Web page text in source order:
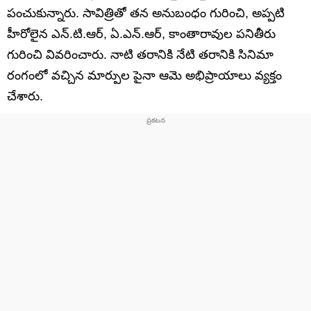
పంచుకున్నారు. సావిత్రితో తన అనుబంధం గురించి, అప్పటి
హీరోలైన ఎన్.టి.ఆర్, ఏ.ఎన్.ఆర్, కాంతారావుల పనితీరు
గురించి వివరించారు. నాటి తరానికి నేటి తరానికి సినిమా
రంగంలో వచ్చిన మార్పుల పైనా ఆమె అభిప్రాయాలు వ్యక్తం
చేశారు.